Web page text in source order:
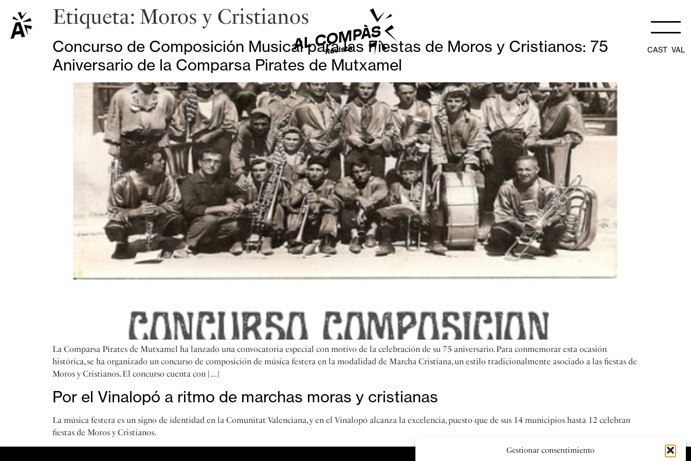
Gestionar consentimiento
CAST VAL
Etiqueta: Moros y Cristianos
Concurso de Composición Musical para las Fiestas de Moros y Cristianos: 75
Aniversario de la Comparsa Pirates de Mutxamel
La Comparsa Pirates de Mutxamel ha lanzado una convocatoria especial con motivo de la celebración de su 75 aniversario. Para conmemorar esta ocasión
histórica, se ha organizado un concurso de composición de música festera en la modalidad de Marcha Cristiana, un estilo tradicionalmente asociado a las fiestas de
Moros y Cristianos. El concurso cuenta con […]
Por el Vinalopó a ritmo de marchas moras y cristianas
La música festera es un signo de identidad en la Comunitat Valenciana, y en el Vinalopó alcanza la excelencia, puesto que de sus 14 municipios hasta 12 celebran
fiestas de Moros y Cristianos.